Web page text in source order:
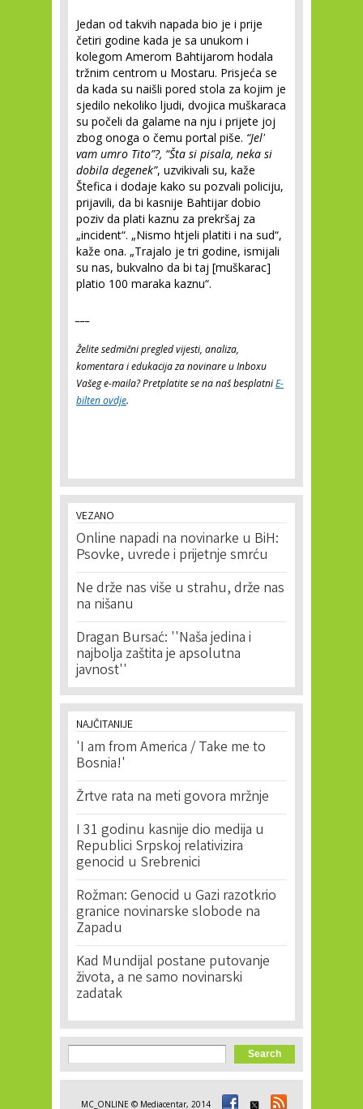
Jedan od takvih napada bio je i prije
četiri godine kada je sa unukom i
kolegom Amerom Bahtijarom hodala
tržnim centrom u Mostaru. Prisjeća se
da kada su naišli pored stola za kojim je
sjedilo nekoliko ljudi, dvojica muškaraca
su počeli da galame na nju i prijete joj
zbog onoga o čemu portal piše. “Jel'
vam umro Tito”?, “Šta si pisala, neka si
dobila degenek”, uzvikivali su, kaže
Štefica i dodaje kako su pozvali policiju,
prijavili, da bi kasnije Bahtijar dobio
poziv da plati kaznu za prekršaj za
„incident“. „Nismo htjeli platiti i na sud“,
kaže ona. „Trajalo je tri godine, ismijali
su nas, bukvalno da bi taj [muškarac]
platio 100 maraka kaznu“.
Želite sedmični pregled vijesti, analiza,
komentara i edukacija za novinare u Inboxu
Vašeg e-maila? Pretplatite se na naš besplatniE-
bilten ovdje.
VEZANO
Online napadi na novinarke u BiH:
Psovke, uvrede i prijetnje smrću
Ne drže nas više u strahu, drže nas
na nišanu
Dragan Bursać: ''Naša jedina i
najbolja zaštita je apsolutna
javnost''
NAJČITANIJE
'I am from America / Take me to
Bosnia!'
Žrtve rata na meti govora mržnje
I 31 godinu kasnije dio medija u
Republici Srpskoj relativizira
genocid u Srebrenici
Rožman: Genocid u Gazi razotkrio
granice novinarske slobode na
Zapadu
Kad Mundijal postane putovanje
života, a ne samo novinarski
zadatak
Search form
Search
MC_ONLINE © Mediacentar, 2014